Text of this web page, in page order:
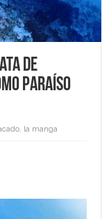
de
paraíso
, la manga